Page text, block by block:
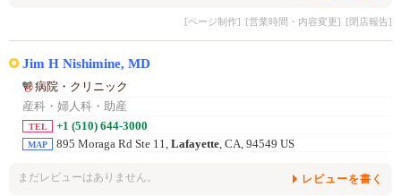
[ページ制作] [営業時間・内容変更] [閉店報告]
Jim H Nishimine, MD
病院・クリニック
産科・婦人科・助産
TEL +1 (510) 644-3000
MAP 895 Moraga Rd Ste 11, Lafayette, CA, 94549 US
まだレビューはありません。 レビューを書く